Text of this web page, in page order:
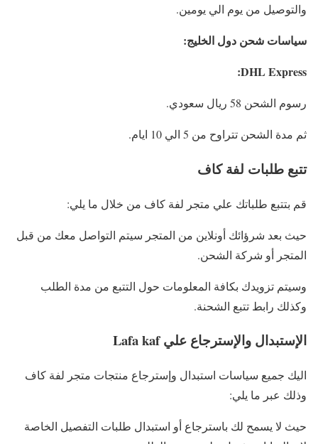
والتوصيل من يوم الي يومين.
سياسات شحن دول الخليج:
DHL Express:
رسوم الشحن 58 ريال سعودي.
ثم مدة الشحن تتراوح من 5 الي 10 ايام.
تتبع طلبات لفة كاف
قم بتتبع طلباتك علي متجر لفة كاف من خلال ما يلي:
حيث بعد شرؤائك أونلاين من المتجر سيتم التواصل معك من قبل
المتجر أو شركة الشحن.
وسيتم تزويدك بكافة المعلومات حول التتبع من مدة الطلب
وكذلك رابط تتبع الشحنة.
الإستبدال والإسترجاع علي Lafa kaf
اليك جميع سياسات استبدال وإسترجاع منتجات متجر لفة كاف
وذلك عبر ما يلي:
حيث لا يسمح لك باسترجاع أو استبدال طلبات التفصيل الخاصة